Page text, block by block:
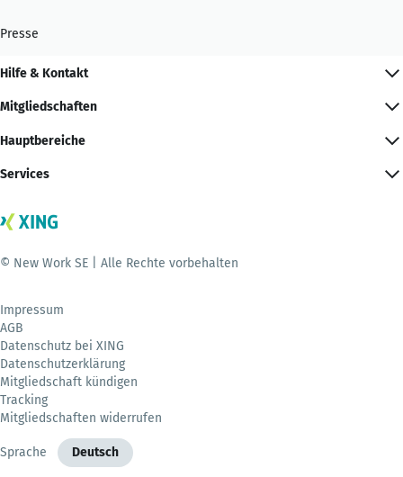
Presse
Hilfe & Kontakt
Mitgliedschaften
Hauptbereiche
Services
© New Work SE | Alle Rechte vorbehalten
Impressum
AGB
Datenschutz bei XING
Datenschutzerklärung
Mitgliedschaft kündigen
Tracking
Mitgliedschaften widerrufen
Sprache Deutsch